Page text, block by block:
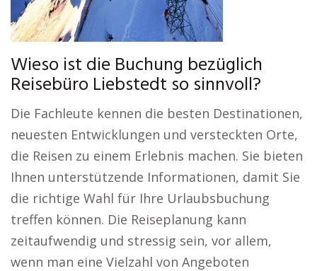
Wieso ist die Buchung bezüglich
Reisebüro Liebstedt so sinnvoll?
Die Fachleute kennen die besten Destinationen,
neuesten Entwicklungen und versteckten Orte,
die Reisen zu einem Erlebnis machen. Sie bieten
Ihnen unterstützende Informationen, damit Sie
die richtige Wahl für Ihre Urlaubsbuchung
treffen können. Die Reiseplanung kann
zeitaufwendig und stressig sein, vor allem,
wenn man eine Vielzahl von Angeboten